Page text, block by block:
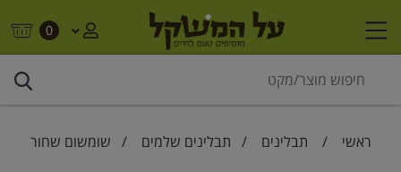
0
ראשי / תבלינים / תבלינים שלמים / שומשום שחור